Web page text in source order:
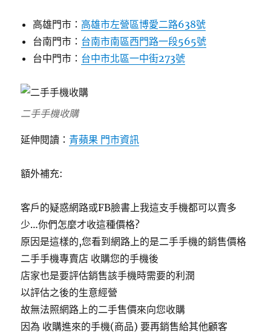
高雄門市： 高雄市左營區博愛二路638號
台南門市： 台南市南區西門路一段565號
台中門市： 台中市北區一中街273號
二手手機收購
延伸閱讀： 青蘋果 門市資訊
額外補充:
客戶的疑惑網路或FB臉書上我這支手機都可以賣多
少…你們怎麼才收這種價格?
原因是這樣的,您看到網路上的是二手手機的銷售價格
二手手機專賣店 收購您的手機後
店家也是要評估銷售該手機時需要的利潤
以評估之後的生意經營
故無法照網路上的二手售價來向您收購
因為 收購進來的手機(商品) 要再銷售給其他顧客